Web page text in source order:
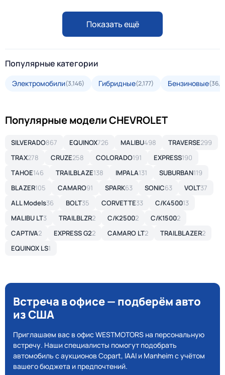
Показать ещё
Популярные категории
Электромобили(3,146) Гибридные(2,177) Бензиновые
Популярные модели CHEVROLET
SILVERADO867 EQUINOX726 MALIBU498 TRAVERSE299
TRAX278 CRUZE258 COLORADO191 EXPRESS190
TAHOE146 TRAILBLAZE138 IMPALA131 SUBURBAN119
BLAZER105 CAMARO91 SPARK63 SONIC63 VOLT37
ALL Models36 BOLT35 CORVETTE33 C/K450013
MALIBU LT3 TRAILBLZR2 C/K25002 C/K15002
CAPTIVA2 EXPRESS G22 CAMARO LT2 TRAILBLAZER2
EQUINOX LS1
Встреча в офисе — подберём авто
из США
Приглашаем вас в офис WESTMOTORS на персональную
встречу. Наши специалисты помогут подобрать
автомобиль с аукционов Copart, IAAI и Manheim с учётом
вашего бюджета и предпочтений.